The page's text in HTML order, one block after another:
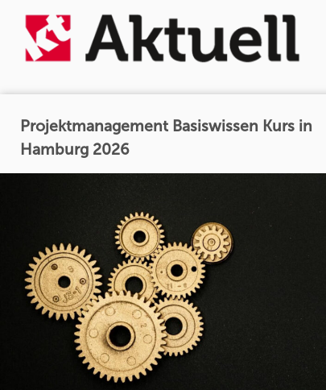
Projektmanagement Basiswissen Kurs in
Hamburg 2026